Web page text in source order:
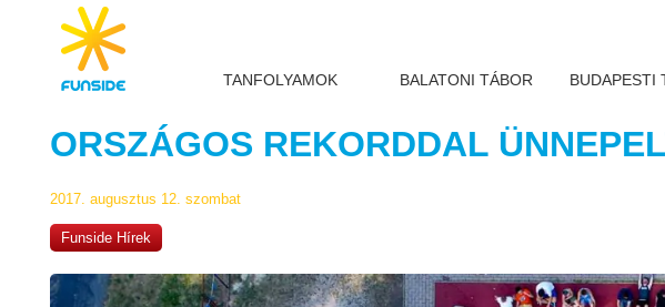
TANFOLYAMOK BALATONI TÁBOR BUDAPESTI
ORSZÁGOS REKORDDAL
2017. augusztus 12. szombat
Funside Hírek